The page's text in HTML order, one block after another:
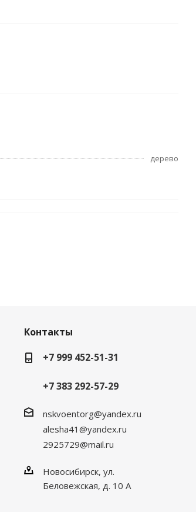
дерево
Контакты
+7 999 452-51-31
+7 383 292-57-29
nskvoentorg@yandex.ru
alesha41@yandex.ru
2925729@mail.ru
Новосибирск, ул.
Беловежская, д. 10 А